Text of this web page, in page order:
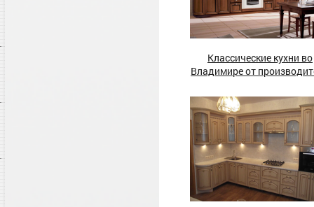
Классические кухни во
Владимире от